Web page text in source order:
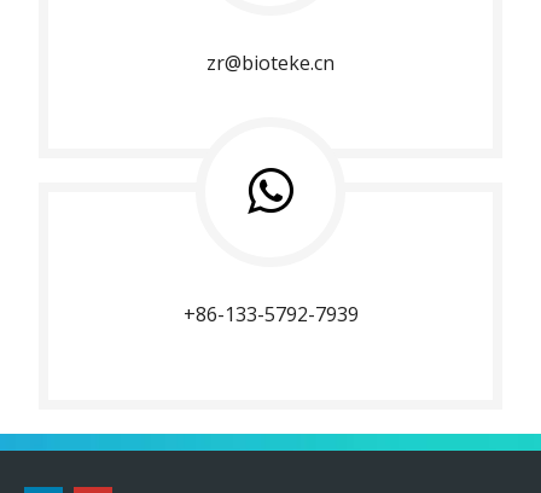
zr@bioteke.cn
+86-133-5792-7939